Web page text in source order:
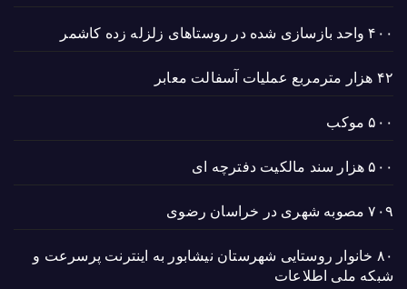
۴۰۰ واحد بازسازی شده در روستاهای زلزله زده کاشمر
۴۲ هزار مترمربع عملیات آسفالت معابر
۵۰۰ موکب
۵۰۰ هزار سند مالکیت دفترچه ای
۷۰۹ مصوبه شهری در خراسان رضوی
۸۰ خانوار روستایی شهرستان نیشابور به اینترنت پرسرعت و
شبکه ملی اطلاعات